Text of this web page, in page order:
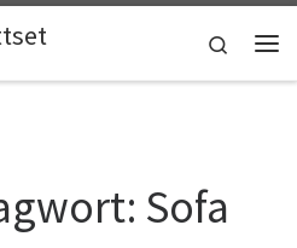
Search
Sofa